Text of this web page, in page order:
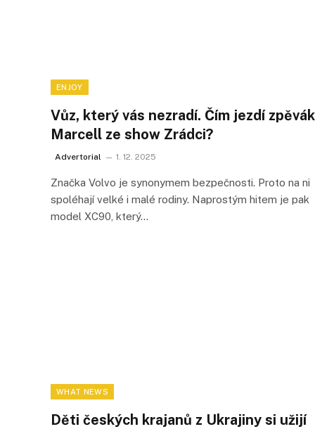
ENJOY
Vůz, který vás nezradí. Čím jezdí zpěvák
Marcell ze show Zrádci?
Advertorial 1. 12. 2025
Značka Volvo je synonymem bezpečnosti. Proto na ni
spoléhají velké i malé rodiny. Naprostým hitem je pak
model XC90, který…
WHAT NEWS
Děti českých krajanů z Ukrajiny si užijí